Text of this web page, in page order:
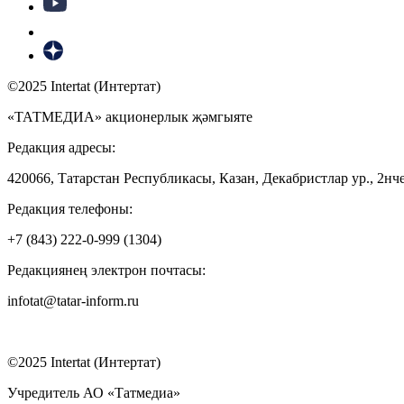
©2025 Intertat (Интертат)
«ТАТМЕДИА» акционерлык җәмгыяте
Редакция адресы:
420066, Татарстан Республикасы, Казан, Декабристлар ур.,
Редакция телефоны:
+7 (843) 222-0-999 (1304)
Редакциянең электрон почтасы:
infotat@tatar-inform.ru
©2025 Intertat (Интертат)
Учредитель АО «Татмедиа»